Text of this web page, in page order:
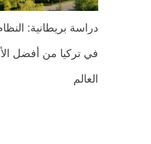
دراسة بريطانية:
في تركيا من أفضل
العالم